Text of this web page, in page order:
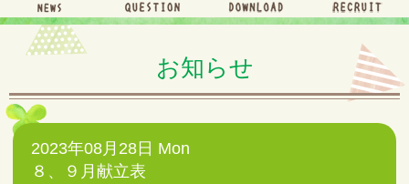
お知らせ
2023年08月28日 Mon
８、９月献立表